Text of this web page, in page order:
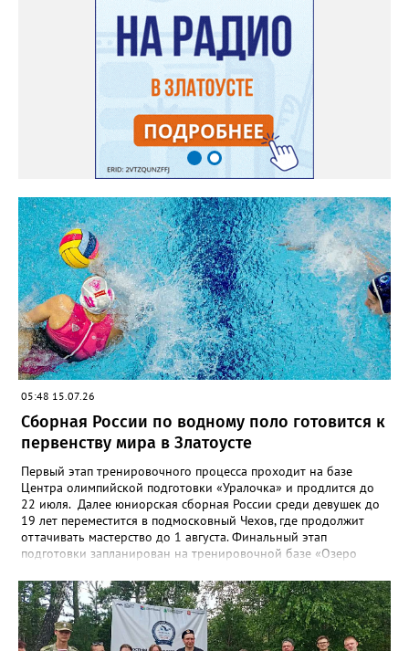
05:48 15.07.26
Сборная России по водному поло готовится к
первенству мира в Златоусте
Первый этап тренировочного процесса проходит на базе
Центра олимпийской подготовки «Уралочка» и продлится до
22 июля. Далее юниорская сборная России среди девушек до
19 лет переместится в подмосковный Чехов, где продолжит
оттачивать мастерство до 1 августа. Финальный этап
подготовки запланирован на тренировочной базе «Озеро
испанском городе Пуэрто-де-ла-Крус. Национальную сборную
на этом турнире возглавит тренер златоустовской «Уралочки»
Дмитрий Андреев.